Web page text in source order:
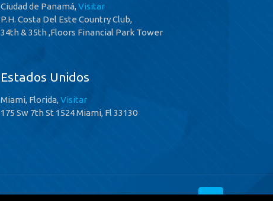
Ciudad de Panamá,Visitar
P.H. Costa Del Este Country Club,
34th & 35th ,Floors Financial Park Tower
Estados Unidos
Miami, Florida,Visitar
175 Sw 7th St 1524 Miami, Fl 33130